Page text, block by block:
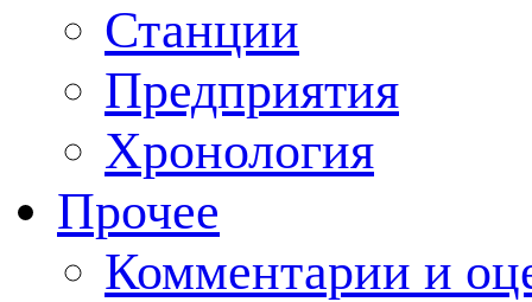
Станции
Предприятия
Хронология
Прочее
Комментарии и